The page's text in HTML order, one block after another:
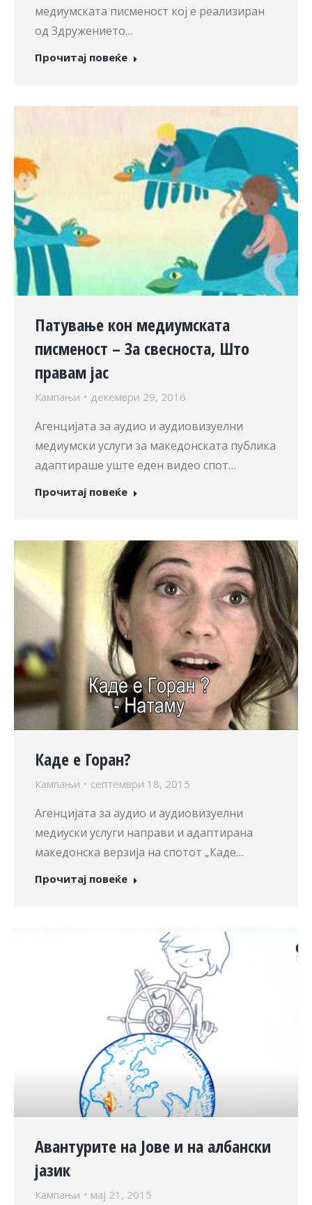
медиумската писменост кој е реализиран
од Здружението…
Прочитај повеќе
Патување кон медиумската
писменост – За свесноста, Што
правам јас
Кампањи декември 29, 2016
Агенцијата за аудио и аудиовизуелни
медиумски услуги за македонската публика
адаптираше уште еден видео спот…
Прочитај повеќе
Каде е Горан?
Кампањи септември 18, 2015
Агенцијата за аудио и аудиовизуелни
медиуски услуги направи и адаптирана
македонска верзија на спотот „Каде…
Прочитај повеќе
Авантурите на Јове и на албански
јазик
Кампањи мај 21, 2015